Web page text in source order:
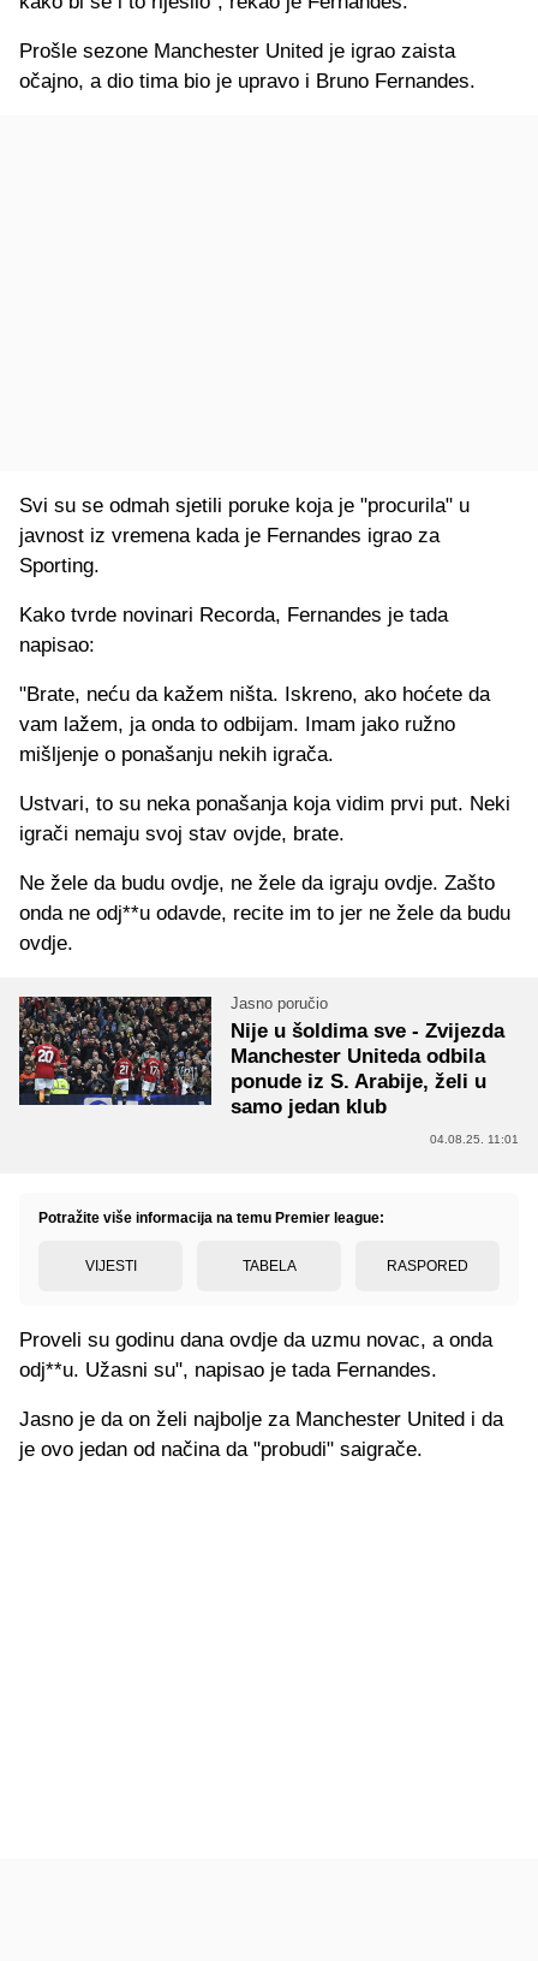
Prošle sezone Manchester United je igrao zaista
očajno, a dio tima bio je upravo i Bruno Fernandes.
Svi su se odmah sjetili poruke koja je "procurila" u
javnost iz vremena kada je Fernandes igrao za
Sporting.
Kako tvrde novinari Recorda, Fernandes je tada
napisao:
"Brate, neću da kažem ništa. Iskreno, ako hoćete da
vam lažem, ja onda to odbijam. Imam jako ružno
mišljenje o ponašanju nekih igrača.
Ustvari, to su neka ponašanja koja vidim prvi put. Neki
igrači nemaju svoj stav ovjde, brate.
Ne žele da budu ovdje, ne žele da igraju ovdje. Zašto
onda ne odj**u odavde, recite im to jer ne žele da budu
ovdje.
Jasno poručio
Nije u šoldima sve - Zvijezda
Manchester Uniteda odbila
ponude iz S. Arabije, želi u
samo jedan klub
04.08.25. 11:01
Potražite više informacija na temu Premier league:
VIJESTI TABELA RASPORED
Proveli su godinu dana ovdje da uzmu novac, a onda
odj**u. Užasni su", napisao je tada Fernandes.
Jasno je da on želi najbolje za Manchester United i da
je ovo jedan od načina da "probudi" saigrače.